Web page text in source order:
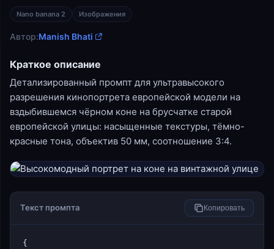
Nano banana 2 Изображения
Автор:Manish Bhati
Краткое описание
Детализированный промпт для ультравысокого
разрешения кинопортрета европейской модели на
вздыбившемся чёрном коне на брусчатке старой
европейской улицы: насыщенные текстуры, тёмно-
красные тона, объектив 50 мм, соотношение 3:4.
Текст промпта Копировать
{